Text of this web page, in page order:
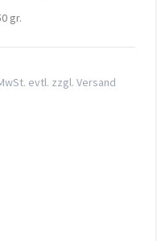
gr.
evtl. zzgl. Versand